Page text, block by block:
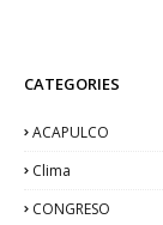
CATEGORIES
ACAPULCO
Clima
CONGRESO